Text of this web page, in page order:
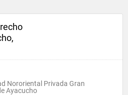
Nororiental Privada Gran
Ayacucho